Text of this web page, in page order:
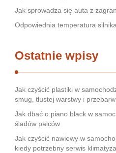
Jak sprowadza się auta z
Odpowiednia temperatura silnika
Ostatnie wpisy
Jak czyścić plastiki w
smug, tłustej warstwy i
Jak dbać o piano black w
śladów palców
Jak czyścić nawiewy w
kiedy potrzebny serwis